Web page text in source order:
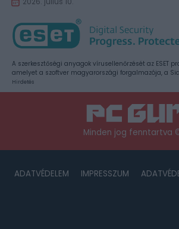
A szerkesztőségi anyagok vírusellenőrzését az ESET
amelyet a szoftver magyarországi forgalmazója, a
Hirdetés
Minden jog fenntartva
ADATVÉDELEM IMPRESSZUM